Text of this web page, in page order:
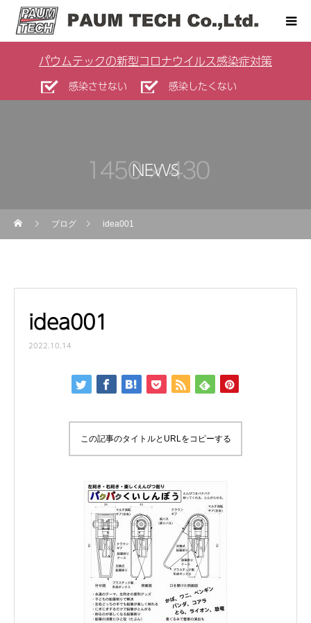
パウムテックの新型コロナウイルス感染症対策
感染させない 感染したくない
NEWS
ブログ idea001
idea001
2022.10.14
この記事のタイトルとURLをコピーする